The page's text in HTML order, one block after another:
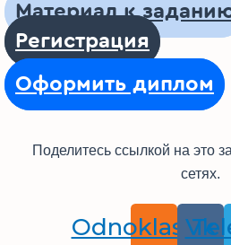
Материал к
Регистрация
Оформить диплом
Поделитесь ссылкой на это
сетях.
Vk